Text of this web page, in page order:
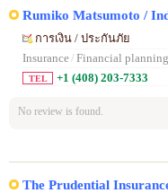
Rumiko Matsumoto /
การเงิน / ประกันภัย
Insurance/ Financial planning
TEL +1 (408) 203-7333
No review is found.
The Prudential